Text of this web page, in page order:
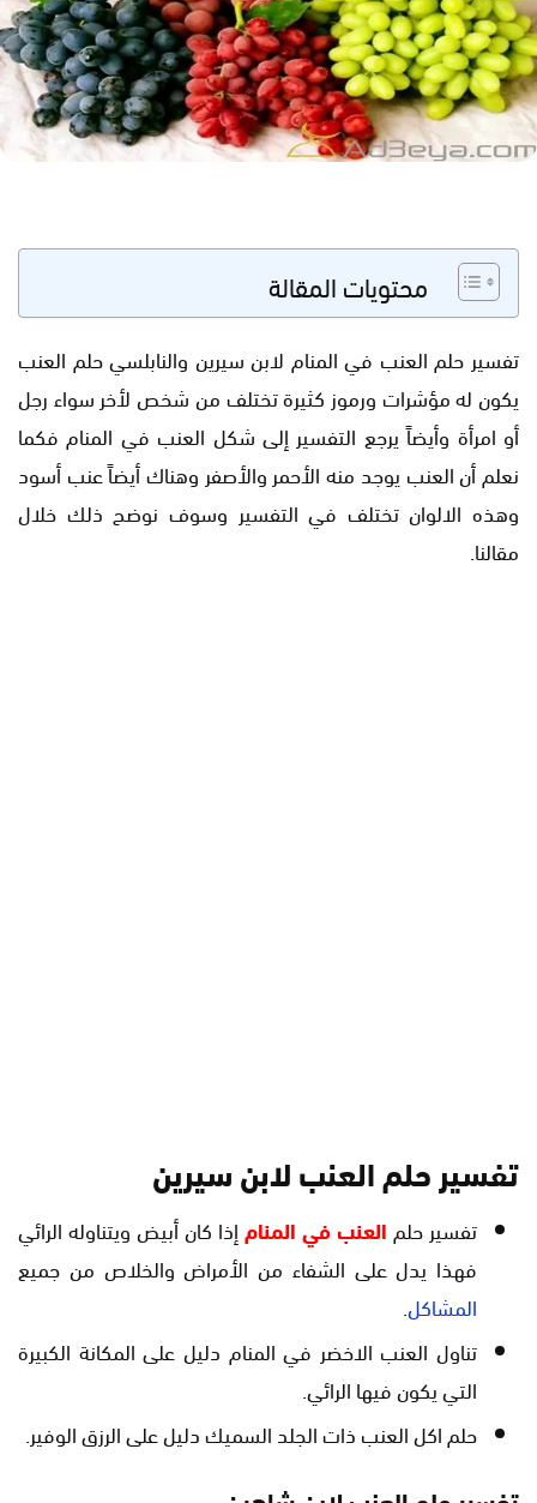
محتويات المقالة
تفسير حلم العنب في المنام لابن سيرين والنابلسي حلم العنب
يكون له مؤشرات ورموز كثيرة تختلف من شخص لأخر سواء رجل
أو امرأة وأيضاً يرجع التفسير إلى شكل العنب في المنام فكما
نعلم أن العنب يوجد منه الأحمر والأصفر وهناك أيضاً عنب أسود
وهذه الالوان تختلف في التفسير وسوف نوضح ذلك خلال
مقالنا.
تفسير حلم العنب لابن سيرين
تفسير حلمالعنب في المنامإذا كان أبيض ويتناوله الرائي
فهذا يدل على الشفاء من الأمراض والخلاص من جميع
المشاكل.
تناول العنب الاخضر في المنام دليل على المكانة الكبيرة
التي يكون فيها الرائي.
حلم اكل العنب ذات الجلد السميك دليل على الرزق الوفير.